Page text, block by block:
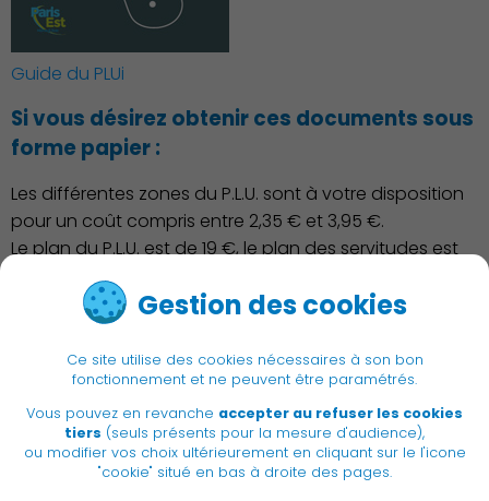
Gestion des cookies
Ce site utilise des cookies nécessaires à son bon
fonctionnement et ne peuvent être paramétrés.
Vous pouvez en revanche accepter au refuser les cookies
tiers (seuls présents pour la mesure d'audience),
ou modifier vos choix ultérieurement en cliquant sur le l'icone
"cookie" situé en bas à droite des pages.
Guide du PLUi
Si vous désirez obtenir ces documents sous
forme papier :
Les différentes zones du P.L.U. sont à votre disposition
pour un coût compris entre 2,35 € et 3,95 €.
Le plan du P.L.U. est de 19 €, le plan des servitudes est
Le dossier complet du P.L.U. est de 150 €.
Newsletter |Recrutement
Adresses utiles|Accessibilité